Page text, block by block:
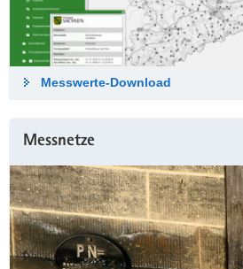
Messwerte-Down­load
Messnetze